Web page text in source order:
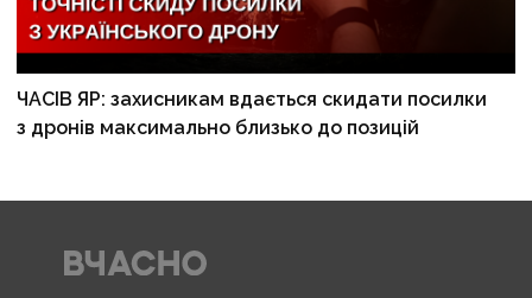
ЧАСІВ ЯР: захисникам вдається скидати посилки
з дронів максимально близько до позицій